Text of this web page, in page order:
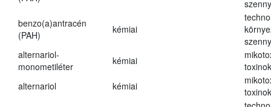
benzo(a)antracén
(PAH)
kémiai
alternariol-
monometiléter
kémiai
toxinok
alternariol
kémiai
toxinok